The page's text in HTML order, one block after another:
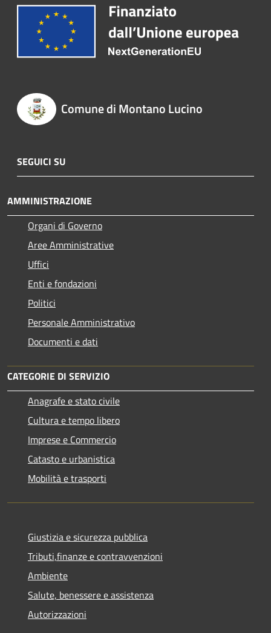
Comune di Montano Lucino
SEGUICI SU
AMMINISTRAZIONE
Organi di Governo
Aree Amministrative
Uffici
Enti e fondazioni
Politici
Personale Amministrativo
Documenti e dati
CATEGORIE DI SERVIZIO
Anagrafe e stato civile
Cultura e tempo libero
Imprese e Commercio
Catasto e urbanistica
Mobilità e trasporti
Giustizia e sicurezza pubblica
Tributi,finanze e contravvenzioni
Ambiente
Salute, benessere e assistenza
Autorizzazioni